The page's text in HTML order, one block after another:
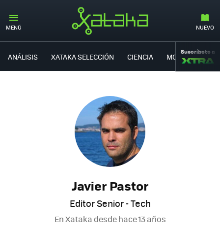
MENÚ NUEVO
ANÁLISIS XATAKA SELECCIÓN CIENCIA MOVILIDAD
Suscríbete a
Javier Pastor
Editor Senior - Tech
En Xataka desdehace 13 años